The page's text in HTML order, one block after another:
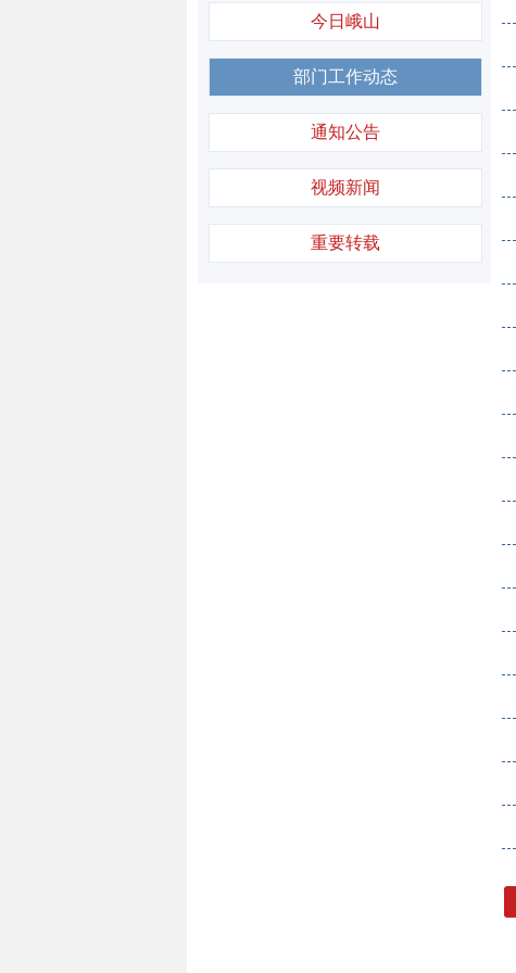
今日峨山
部门工作动态
通知公告
视频新闻
重要转载